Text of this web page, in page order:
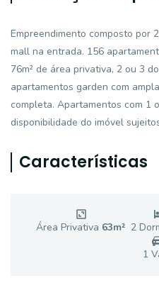
Empreendimento composto por
mall na entrada. 156
76m² de área privativa, 2 ou 3
apartamentos garden com
completa. Apartamentos com 1
disponibilidade do imóvel
Características
Área Privativa 63m² 2
1